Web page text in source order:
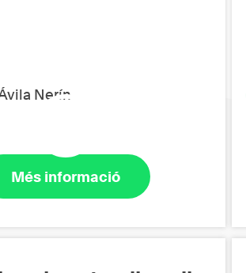
Nerín
Més informació